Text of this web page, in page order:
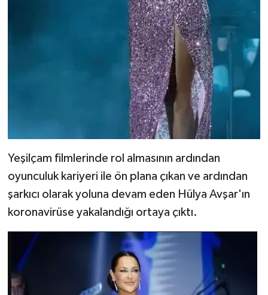
Yeşilçam filmlerinde rol almasının ardından
oyunculuk kariyeri ile ön plana çıkan ve ardından
şarkıcı olarak yoluna devam eden Hülya Avşar'ın
koronavirüse yakalandığı ortaya çıktı.